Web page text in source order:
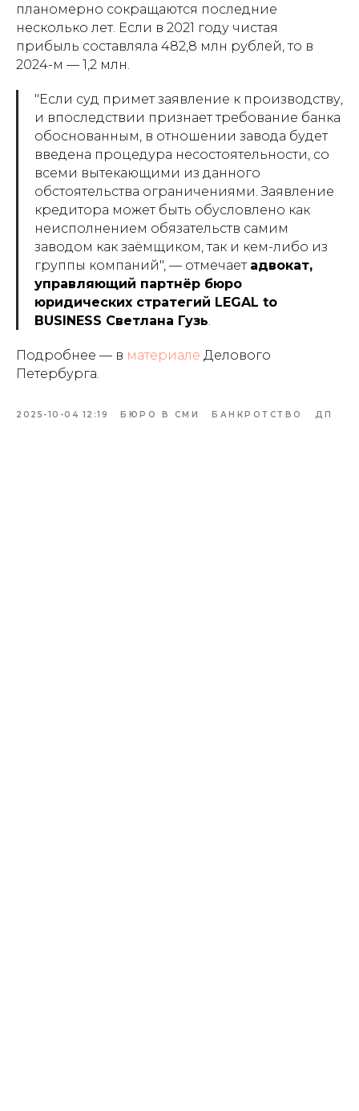
планомерно сокращаются последние
несколько лет. Если в 2021 году чистая
прибыль составляла 482,8 млн рублей, то в
2024-м — 1,2 млн.
"Если суд примет заявление к производству,
и впоследствии признает требование банка
обоснованным, в отношении завода будет
введена процедура несостоятельности, со
всеми вытекающими из данного
обстоятельства ограничениями. Заявление
кредитора может быть обусловлено как
неисполнением обязательств самим
заводом как заёмщиком, так и кем-либо из
группы компаний", — отмечает адвокат,
управляющий партнёр бюро
юридических стратегий LEGAL to
BUSINESS Светлана Гузь.
Подробнее — в материале Делового
Петербурга.
2025-10-04 12:19 БЮРО В СМИ БАНКРОТСТВО ДП